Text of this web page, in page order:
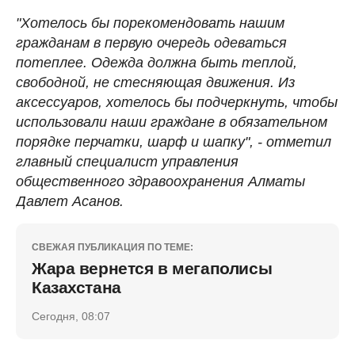
"Хотелось бы порекомендовать нашим
гражданам в первую очередь одеваться
потеплее. Одежда должна быть теплой,
свободной, не стесняющая движения. Из
аксессуаров, хотелось бы подчеркнуть, чтобы
использовали наши граждане в обязательном
порядке перчатки, шарф и шапку", - отметил
главный специалист управления
общественного здравоохранения Алматы
Давлет Асанов.
СВЕЖАЯ ПУБЛИКАЦИЯ ПО ТЕМЕ:
Жара вернется в мегаполисы
Казахстана
Сегодня, 08:07